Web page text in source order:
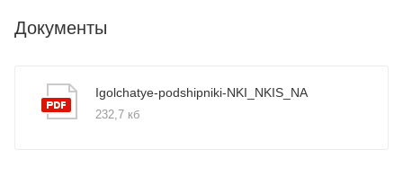
Документы
Igolchatye-podshipniki-NKI_NKIS_NA
232,7 кб